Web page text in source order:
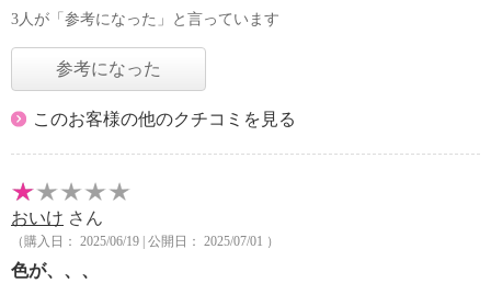
3人が「参考になった」と言っています
参考になった
このお客様の他のクチコミを見る
おいけ さん
（購入日： 2025/06/19 | 公開日： 2025/07/01 ）
色が、、、